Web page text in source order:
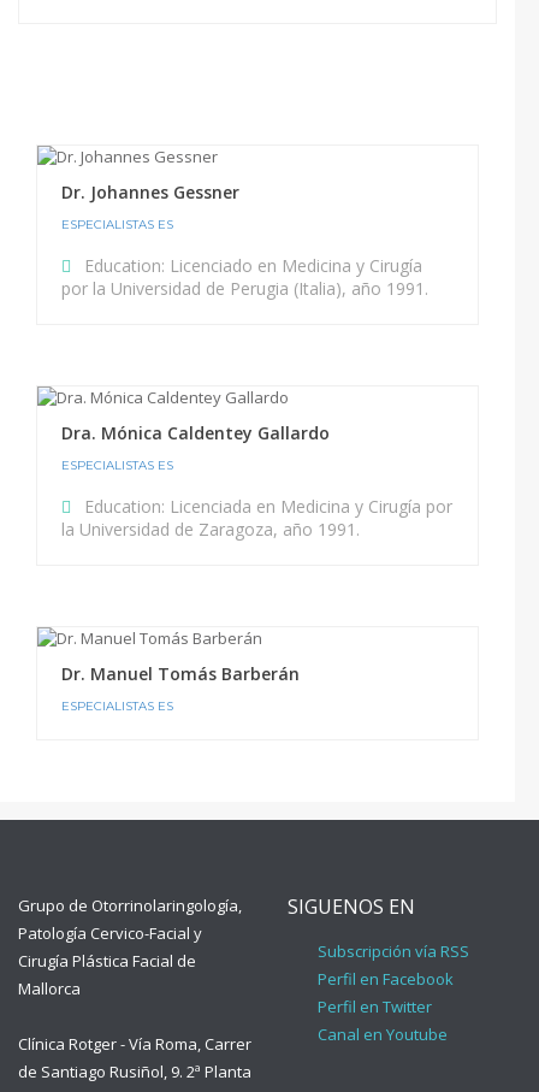
Dr. Johannes Gessner
ESPECIALISTAS ES
Education: Licenciado en Medicina y Cirugía
por la Universidad de Perugia (Italia), año 1991.
Dra. Mónica Caldentey Gallardo
ESPECIALISTAS ES
Education: Licenciada en Medicina y Cirugía por
la Universidad de Zaragoza, año 1991.
Dr. Manuel Tomás Barberán
ESPECIALISTAS ES
Grupo de Otorrinolaringología,
Patología Cervico-Facial y
Cirugía Plástica Facial de
Mallorca
Clínica Rotger - Vía Roma, Carrer
de Santiago Rusiñol, 9. 2ª Planta
SIGUENOS EN
Subscripción vía RSS
Perfil en Facebook
Perfil en Twitter
Canal en Youtube